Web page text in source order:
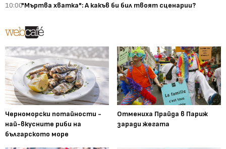
10:00"Мъртва хватка": А какъв би бил твоят сценарии?
Черноморски потайности -
най-вкусните риби на
българското море
Отмениха Прайда в Париж
заради жегата